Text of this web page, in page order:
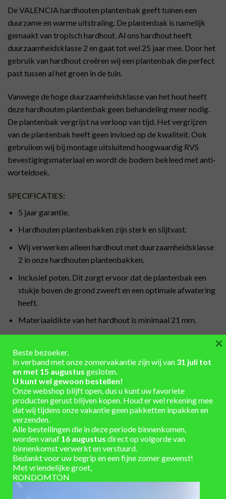
De VALENCIA hardhouten plantenbak geeft tuinen een
duurzame en warme uitstraling. De plantenbak is namelijk
gemaakt van tropisch hardhout. Al ons hardhout heeft
duurzaamheidsklasse 2 en gaat tot wel 25 jaar mee. Door het
gebruik van hardhout creëren wij een plantenbak die perfect
past tussen al het groen in de tuin.
Vanwege de hoge duurzaamheidsklasse van het hout heeft
deze hardhouten plantenbak geen behandeling meer nodig.
De plantenbak vergrijst na verloop van tijd. Het vergrijzen
van de plantenbak heeft geen invloed op de kwaliteit. Ook
gebruiken wij bij montage uitsluitend hoogwaardig RVS
bevestigingsmateriaal en wordt de bodem bekleed met anti-
worteldoek.
SPECIFICATIES:
5 jaar garantie.
Hardhouten plantenbakken zijn sterk en slijtvast.
Wij verwerken alleen hardhout met duurzaamheidsklasse
2 in onze hardhouten plantenbakken.
Inclusief poten. Dit zorgt ervoor dat de plantenbak een
stukje boven de grond zweeft en een optimale afwatering
heeft.
Materiaaldikte van het hardhout is minimaal 21 mm.
Maatwerk is mogelijk.
Belangrijke aandachtspunten:
Producten dienen na ontvangst direct uitgepakt te
worden, zodat het eventuele vocht tussen de verpakking
en het product niet opgesloten zit. Dit kan moeilijk te
verwijderen vlekken veroorzaken.
Elk soort (hard)hout kleurt onder invloed van de zon, weer
en wind grijs. De uiteindelijke kleur is mede afhankelijk van
de beginkleur van het hardhout.
Hout is een natuurproduct dat afhankelijk van
Beste bezoeker,
In verband met onze zomervakantie zijn wij van 31 juli tot
en met 15 augustus gesloten.
U kunt wel gewoon bestellen!
Onze webshop blijft open, dus u kunt uw favoriete
producten gerust blijven kopen. Houd er wel rekening mee
dat wij tijdens onze vakantie geen pakketten inpakken en
verzenden.
Alle bestellingen die in deze periode binnenkomen,
worden vanaf 16 augustus direct op volgorde van
binnenkomst verwerkt en verstuurd.
Bedankt voor uw begrip en een fijne zomer gewenst!
Met vriendelijke groet,
RONDOMTON
×